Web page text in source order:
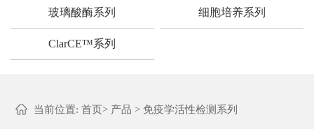
玻璃酸酶系列 细胞培养系列
ClarCE™系列
当前位置: 首页> 产品 > 免疫学活性检测系列